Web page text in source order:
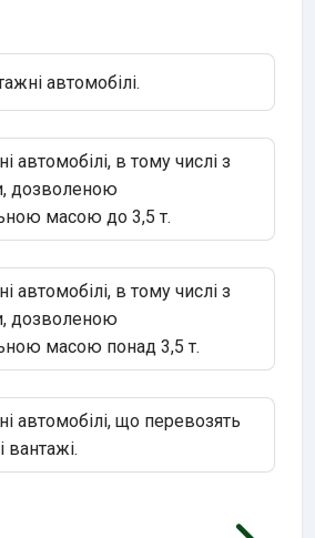
автомобілі.
автомобілі, в тому числі з
дозволеною
масою до 3,5 т.
автомобілі, в тому числі з
дозволеною
масою понад 3,5 т.
автомобілі, що перевозять
вантажі.